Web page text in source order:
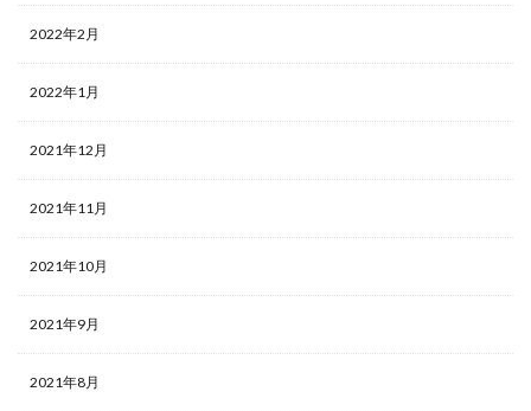
2022年2月
2022年1月
2021年12月
2021年11月
2021年10月
2021年9月
2021年8月